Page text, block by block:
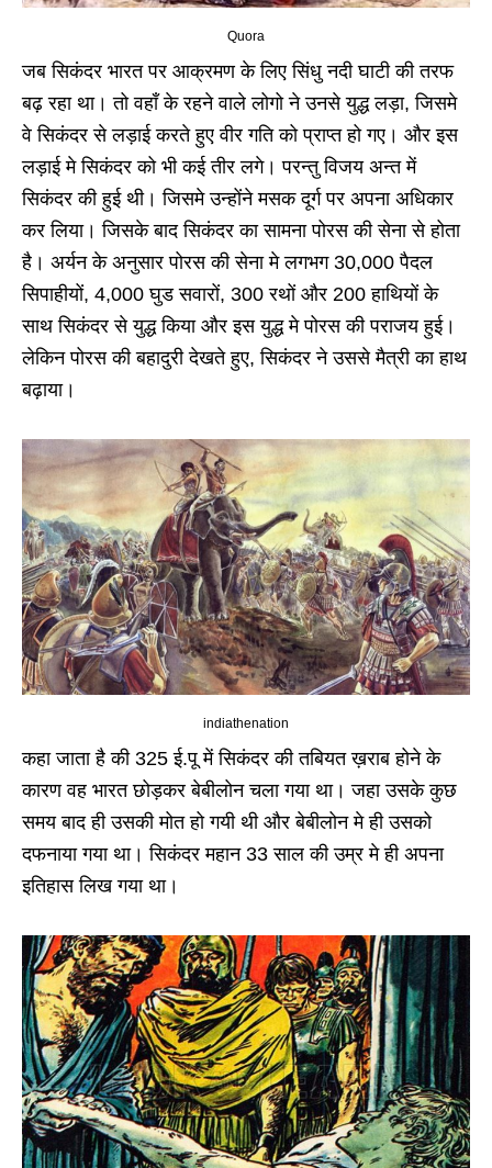
Quora
जब सिकंदर भारत पर आक्रमण के लिए सिंधु नदी घाटी की तरफ
बढ़ रहा था। तो वहाँ के रहने वाले लोगो ने उनसे युद्ध लड़ा, जिसमे
वे सिकंदर से लड़ाई करते हुए वीर गति को प्राप्त हो गए। और इस
लड़ाई मे सिकंदर को भी कई तीर लगे। परन्तु विजय अन्त में
सिकंदर की हुई थी। जिसमे उन्होंने मसक दूर्ग पर अपना अधिकार
कर लिया। जिसके बाद सिकंदर का सामना पोरस की सेना से होता
है। अर्यन के अनुसार पोरस की सेना मे लगभग 30,000 पैदल
सिपाहीयों, 4,000 घुड सवारों, 300 रथों और 200 हाथियों के
साथ सिकंदर से युद्ध किया और इस युद्ध मे पोरस की पराजय हुई।
लेकिन पोरस की बहादुरी देखते हुए, सिकंदर ने उससे मैत्री का हाथ
बढ़ाया।
indiathenation
कहा जाता है की 325 ई.पू में सिकंदर की तबियत ख़राब होने के
कारण वह भारत छोड़कर बेबीलोन चला गया था। जहा उसके कुछ
समय बाद ही उसकी मोत हो गयी थी और बेबीलोन मे ही उसको
दफनाया गया था। सिकंदर महान 33 साल की उम्र मे ही अपना
इतिहास लिख गया था।